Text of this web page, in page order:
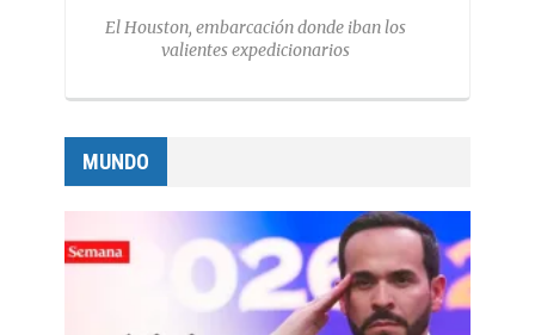
El Houston, embarcación donde iban los
valientes expedicionarios
MUNDO